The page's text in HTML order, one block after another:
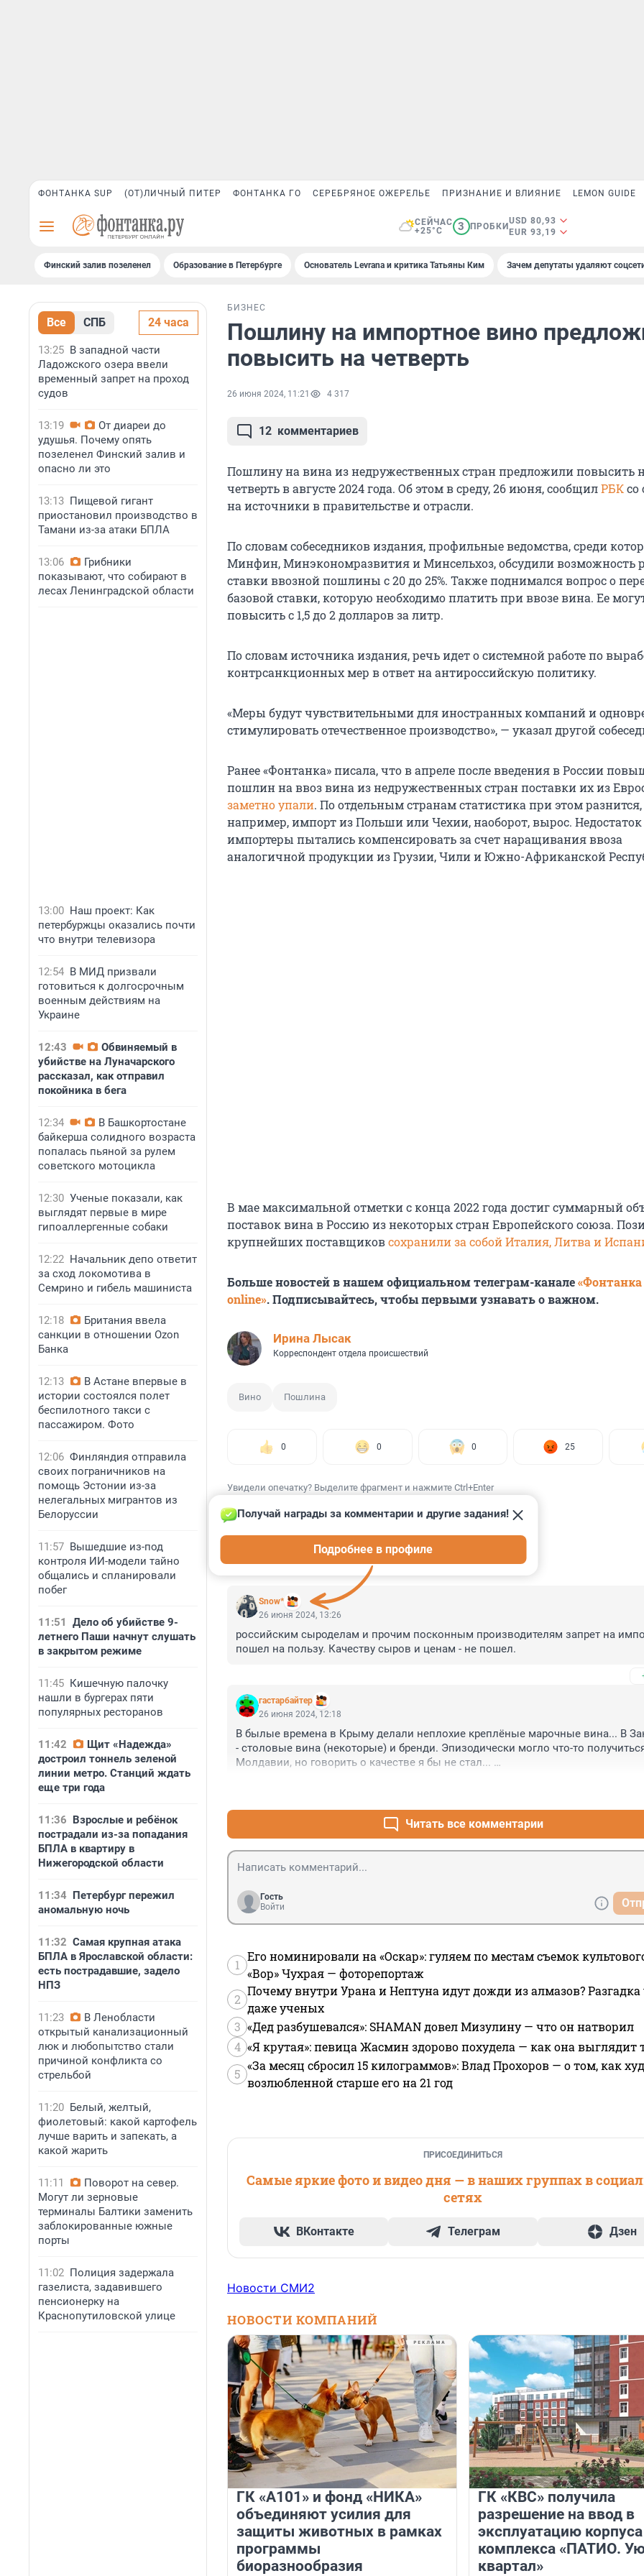
ФОНТАНКА SUP (ОТ)ЛИЧНЫЙ ПИТЕР ФОНТАНКА ГО СЕРЕБРЯНОЕ ОЖЕРЕЛЬЕ ПРИЗНАНИЕ И ВЛИЯНИЕ LEMON GUIDE
СЕЙЧАС
+25°C
3 ПРОБКИ
USD 80,93
EUR 93,19
Финский залив позеленел Образование в Петербурге Основатель Levrana и критика Татьяны Ким Зачем депутаты удаляют
Все СПБ 24 часа
13:25 В западной части
Ладожского озера ввели
временный запрет на проход
судов
13:19
От диареи до
удушья. Почему опять
позеленел Финский залив и
опасно ли это
13:13 Пищевой гигант
приостановил производство в
Тамани из-за атаки БПЛА
13:06
Грибники
показывают, что собирают в
лесах Ленинградской области
13:00 Наш проект: Как
петербуржцы оказались почти
что внутри телевизора
12:54 В МИД призвали
готовиться к долгосрочным
военным действиям на
Украине
12:43
Обвиняемый в
убийстве на Луначарского
рассказал, как отправил
покойника в бега
12:34
В Башкортостане
байкерша солидного возраста
попалась пьяной за рулем
советского мотоцикла
12:30 Ученые показали, как
выглядят первые в мире
гипоаллергенные собаки
12:22 Начальник депо ответит
за сход локомотива в
Семрино и гибель машиниста
12:18
Британия ввела
санкции в отношении Ozon
Банка
12:13
В Астане впервые в
истории состоялся полет
беспилотного такси с
пассажиром. Фото
12:06 Финляндия отправила
своих пограничников на
помощь Эстонии из-за
нелегальных мигрантов из
Белоруссии
11:57 Вышедшие из-под
контроля ИИ-модели тайно
общались и спланировали
побег
11:51
Дело об убийстве 9-
летнего Паши начнут слушать
в закрытом режиме
11:45 Кишечную палочку
нашли в бургерах пяти
популярных ресторанов
11:42
Щит «Надежда»
достроил тоннель зеленой
линии метро. Станций ждать
еще три года
11:36 Взрослые и ребёнок
пострадали из-за попадания
БПЛА в квартиру в
Нижегородской области
11:34 Петербург пережил
аномальную ночь
11:32 Самая крупная атака
БПЛА в Ярославской области:
есть пострадавшие, задело
НПЗ
11:23
В Ленобласти
открытый канализационный
люк и любопытство стали
причиной конфликта со
стрельбой
11:20 Белый, желтый,
фиолетовый: какой картофель
лучше варить и запекать, а
какой жарить
11:11
Поворот на север.
Могут ли зерновые
терминалы Балтики заменить
заблокированные южные
порты
11:02 Полиция задержала
газелиста, задавившего
пенсионерку на
Краснопутиловской улице
БИЗНЕС
Пошлину на импортное вино
повысить на четверть
26 июня 2024, 11:21 4 317
12 комментариев
Пошлину на вина из недружественных стран предложили повысить
четверть в августе 2024 года. Об этом в среду, 26 июня, сообщилРБКсо
на источники в правительстве и отрасли.
По словам собеседников издания, профильные ведомства, среди
Минфин, Минэкономразвития и Минсельхоз, обсудили возможность
ставки ввозной пошлины с 20 до 25%. Также поднимался вопрос о
базовой ставки, которую необходимо платить при ввозе вина. Ее
повысить с 1,5 до 2 долларов за литр.
По словам источника издания, речь идет о системной работе по
контрсанкционных мер в ответ на антироссийскую политику.
«Меры будут чувствительными для иностранных компаний и
стимулировать отечественное производство», — указал другой
Ранее «Фонтанка» писала, что в апреле после введения в России
пошлин на ввоз вина из недружественных стран поставки их из
заметно упали. По отдельным странам статистика при этом разнится,
например, импорт из Польши или Чехии, наоборот, вырос. Недостаток
импортеры пытались компенсировать за счет наращивания ввоза
аналогичной продукции из Грузии, Чили и Южно-Африканской
В мае максимальной отметки с конца 2022 года достиг суммарный
поставок вина в Россию из некоторых стран Европейского союза.
крупнейших поставщиковсохранили за собой Италия, Литва и
Больше новостей в нашем официальном телеграм-канале«Фонтанка
online». Подписывайтесь, чтобы первыми узнавать о важном.
Ирина Лысак
Корреспондент отдела происшествий
Вино Пошлина
0 0 0 25
Увидели опечатку? Выделите фрагмент и нажмите Ctrl+Enter
КОММЕНТАРИИ 12
Snow*
Получай награды за комментарии и другие задания!
Подробнее в профиле
26 июня 2024, 13:26
российским сыроделам и прочим посконным производителям запрет на
пошел на пользу. Качеству сыров и ценам - не пошел.
гастарбайтер
26 июня 2024, 12:18
В былые времена в Крыму делали неплохие креплёные марочные вина... В
- столовые вина (некоторые) и бренди. Эпизодически могло что-то
Молдавии, но говорить о качестве я бы не стал...
Читать все комментарии
Гость
Войти
1
Его номинировали на «Оскар»: гуляем по местам съемок
«Вор» Чухрая — фоторепортаж
2
Почему внутри Урана и Нептуна идут дожди из алмазов?
даже ученых
3 «Дед разбушевался»: SHAMAN довел Мизулину — что он натворил
4 «Я крутая»: певица Жасмин здорово похудела — как она выглядит
5
«За месяц сбросил 15 килограммов»: Влад Прохоров — о том, как
возлюбленной старше его на 21 год
ПРИСОЕДИНИТЬСЯ
Самые яркие фото и видео дня — в наших группах в
сетях
ВКонтакте Телеграм Дзен
Новости СМИ2
НОВОСТИ КОМПАНИЙ
ГК «А101» и фонд «НИКА»
объединяют усилия для
защиты животных в рамках
программы
биоразнообразия
ГК «КВС» получила
разрешение на ввод в
эксплуатацию
комплекса «ПАТИО.
квартал»